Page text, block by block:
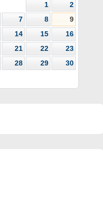
1
2
7 8
9
14 15
16
21 22
23
28 29
30